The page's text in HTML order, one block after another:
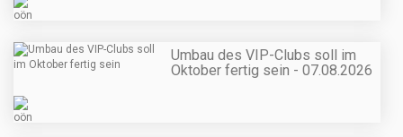
Umbau des VIP-Clubs soll im
Oktober fertig sein - 07.08.2026